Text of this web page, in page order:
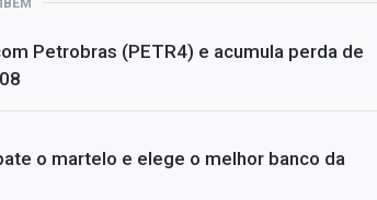
Petrobras (PETR4) e acumula perda de
o martelo e elege o melhor banco da